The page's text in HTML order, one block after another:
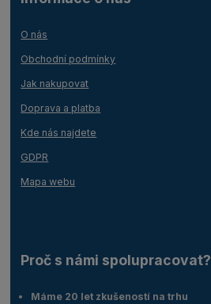
O nás
Obchodní podmínky
Jak nakupovat
Doprava a platba
Kde nás najdete
GDPR
Mapa webu
Proč s námi spolupracovat?
Máme 20 let zkušeností na trhu